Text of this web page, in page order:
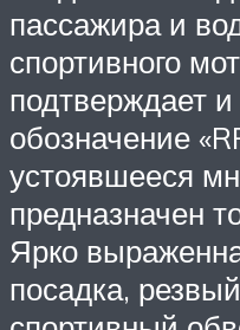
пассажира и
спортивного
подтверждает
обозначение
устоявшееся
предназначен
Ярко
посадка,